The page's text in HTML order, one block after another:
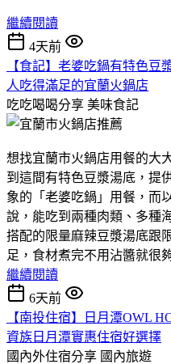
繼續閱讀
4天前
【食記】老婆吃鍋有特色豆
人吃得滿足的宜蘭火鍋店
吃吃喝喝分享 美味食記
想找宜蘭市火鍋店用餐的大
到這間有特色豆漿湯底，提
象的「老婆吃鍋」用餐，而
說，能吃到兩種肉類、多種
搭配的限量麻辣豆漿湯底跟
足，食材煮完不用沾醬就很
繼續閱讀
6天前
【南投住宿】日月潭OWL
資族日月潭實惠住宿好選擇
國內外住宿分享 國內旅遊